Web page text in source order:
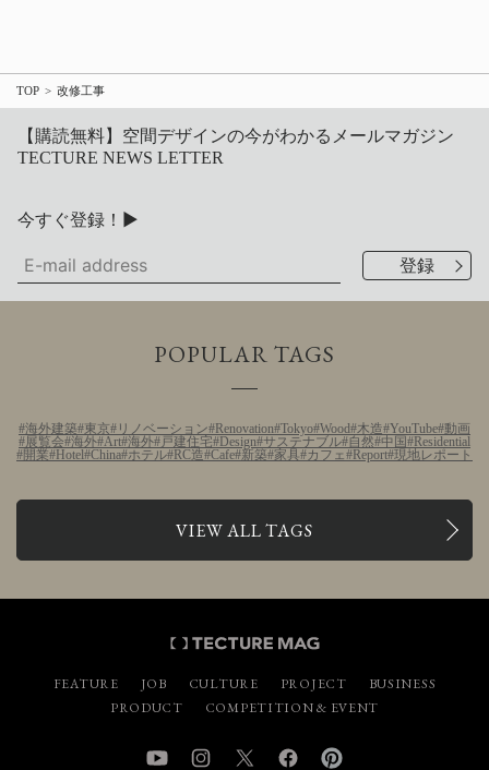
TOP 改修工事
【購読無料】空間デザインの今がわかるメールマガジン
TECTURE NEWS LETTER
今すぐ登録！▶
POPULAR TAGS
海外建築 東京 リノベーション Renovation Tokyo Wood 木造 YouTube 動画
展覧会 海外 Art 海外 戸建住宅 Design サステナブル 自然 中国
Residential
開業
Hotel China ホテル RC造 Cafe 新築 家具 カフェ Report 現地レポート
VIEW ALL TAGS
FEATURE JOB CULTURE PROJECT
BUSINESS
PRODUCT
COMPETITION & EVENT
YouTube InstagramTwitter Facebook